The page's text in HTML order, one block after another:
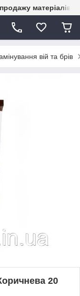
матеріалів
вій та брів
20